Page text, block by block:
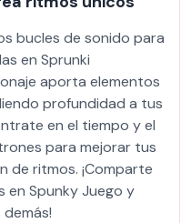
bucles de sonido para
en Sprunki
aporta elementos
profundidad a tus
en el tiempo y el
para mejorar tus
de ritmos. ¡Comparte
en Spunky Juego y